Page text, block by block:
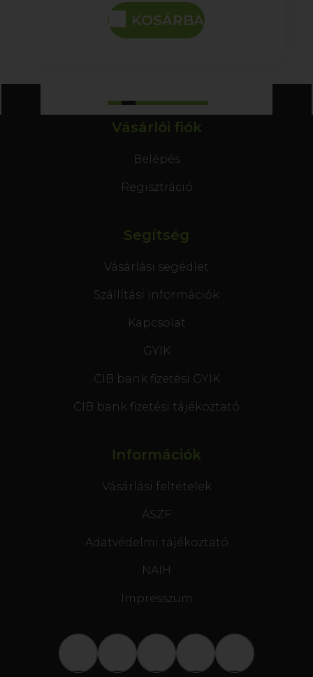
KOSÁRBA
Vásárlói fiók
Belépés
Regisztráció
Segítség
Vásárlási segédlet
Szállítási információk
Kapcsolat
GYIK
CIB bank fizetési GYIK
CIB bank fizetési tájékoztató
Információk
Vásárlási feltételek
ÁSZF
Adatvédelmi tájékoztató
NAIH
Impresszum